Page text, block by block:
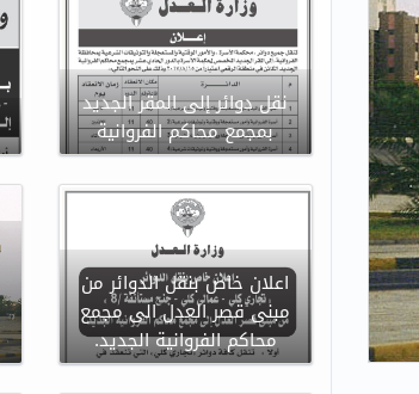
نقل دوائر إلى المقر الجديد
بمجمع محاكم الفروانية
اعلان خاص بنقل الدوائر من
مبنى قصر العدل الى مجمع
محاكم الفروانية الجديد.